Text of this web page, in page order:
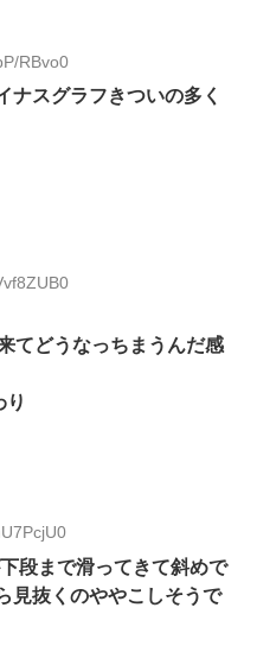
RBvo0
ナスグラフきついの多く
てどうなっちまうんだ感
り
段まで滑ってきて斜めで
見抜くのややこしそうで